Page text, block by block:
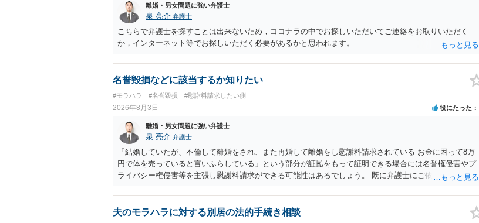
離婚・男女問題に強い弁護士
泉 亮介 弁護士
こちらで弁護士を探すことは出来ないため，ココナラの中でお探しいただいてご連絡をお取りいただく
か，インターネット等でお探しいただく必要があるかと思われます。
名誉毀損などに該当するか知りたい
#モラハラ #名誉毀損 #慰謝料請求したい側
2026年8月3日 役にたった
離婚・男女問題に強い弁護士
泉 亮介 弁護士
「結婚していたが、不倫して離婚をされ、また再婚して離婚をし慰謝料請求されている お金に困って8万
円で体を売っていると言いふらしている」という部分が証拠をもって証明できる場合には名誉権侵害やプ
ライバシー権侵害等を主張し慰謝料請求ができる可能性はあるでしょう。 既に弁護士にご依頼されている
う。
夫のモラハラに対する別居の法的手続き相談